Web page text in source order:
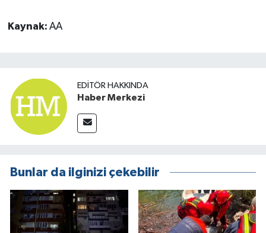
Kaynak: AA
EDITÖR HAKKINDA
Haber Merkezi
Bunlar da ilginizi çekebilir